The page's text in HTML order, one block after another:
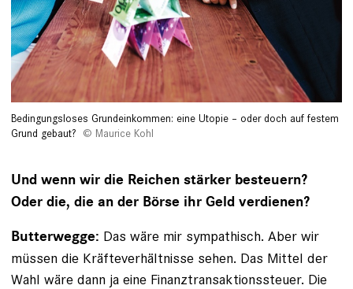
Bedingungsloses Grundeinkommen: eine Utopie – oder doch auf festem
Grund gebaut?
Maurice Kohl
Und wenn wir die Reichen stärker besteuern?
Oder die, die an der Börse ihr Geld verdienen?
Butterwegge: Das wäre mir sympathisch. Aber wir
müssen die Kräfteverhältnisse sehen. Das Mittel der
Wahl wäre dann ja eine Finanztransaktionssteuer. Die